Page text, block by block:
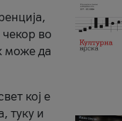
во
може да
кој е
туку и